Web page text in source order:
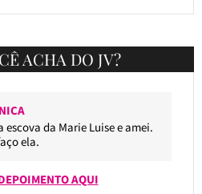
ACHA DO JV?
escova da Marie Luise e amei.
ela.
AQUI